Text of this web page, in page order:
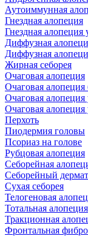
Аутоиммунная
Гнездная алопеция
Гнездная
Диффузная
Диффузная
Жирная себорея
Очаговая алопеция
Очаговая
Очаговая
Очаговая
Перхоть
Пиодермия головы
Псориаз на голове
Рубцовая алопеция
Себорейная
Себорейный
Сухая себорея
Телогеновая
Тотальная алопеция
Тракционная
Фронтальная